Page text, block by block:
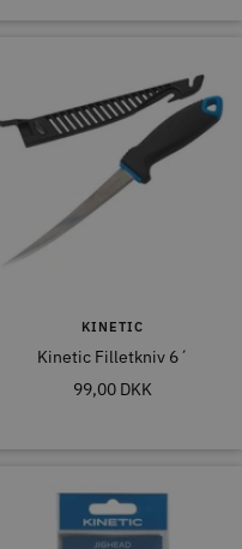
KINETIC
Kinetic Filletkniv 6´
Tilbudspris
99,00 DKK